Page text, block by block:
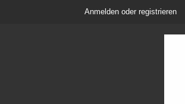
Anmelden oder registrieren